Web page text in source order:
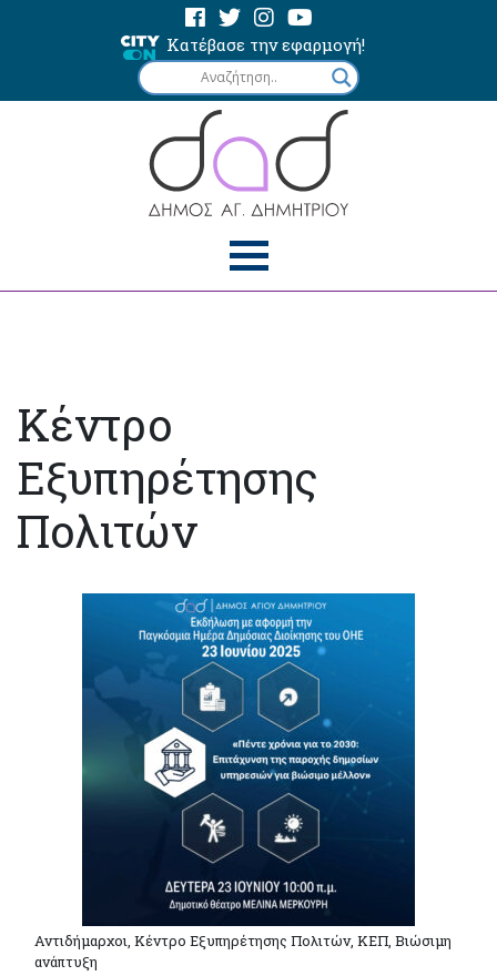
Κατέβασε την εφαρμογή!
Κέντρο
Εξυπηρέτησης
Πολιτών
Αντιδήμαρχοι, Κέντρο Εξυπηρέτησης Πολιτών, ΚΕΠ, Βιώσιμη
ανάπτυξη